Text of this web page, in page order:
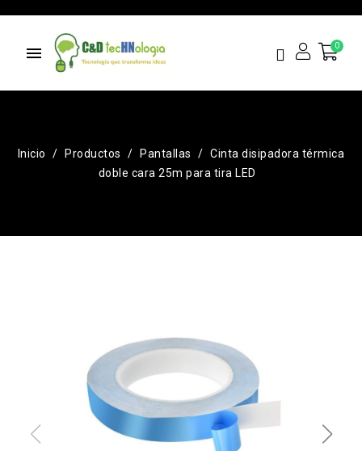
menu
Inicio Productos Pantallas
Cinta disipadora térmica
doble cara 25m para tira LED